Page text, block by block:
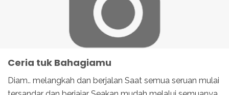
Ceria tuk Bahagiamu
Diam.. melangkah dan berjalan Saat semua seruan mulai